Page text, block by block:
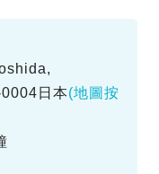
日本(地圖按